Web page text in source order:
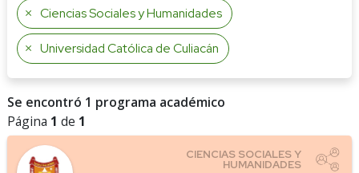
Ciencias Sociales y Humanidades
Universidad Católica de Culiacán
Se encontró 1 programa académico
Página 1 de 1